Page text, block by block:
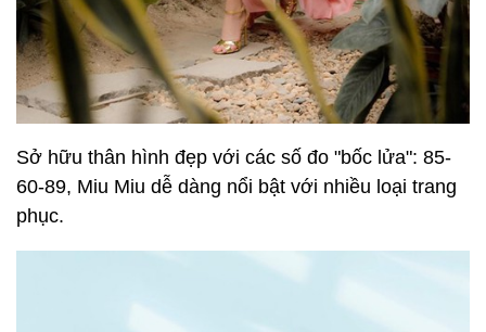
Sở hữu thân hình đẹp với các số đo "bốc lửa": 85-
60-89, Miu Miu dễ dàng nổi bật với nhiều loại trang
phục.